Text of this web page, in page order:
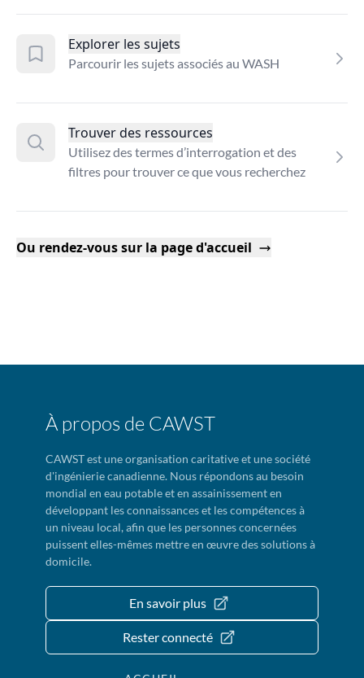
Explorer les sujets
Parcourir les sujets associés au WASH
Trouver des ressources
Utilisez des termes d’interrogation et des
filtres pour trouver ce que vous recherchez
Ou rendez-vous sur la page d'accueil
À propos de CAWST
CAWST est une organisation caritative et une société
d'ingénierie canadienne. Nous répondons au besoin
mondial en eau potable et en assainissement en
développant les connaissances et les compétences à
un niveau local, afin que les personnes concernées
puissent elles-mêmes mettre en œuvre des solutions à
domicile.
En savoir plus
Rester connecté